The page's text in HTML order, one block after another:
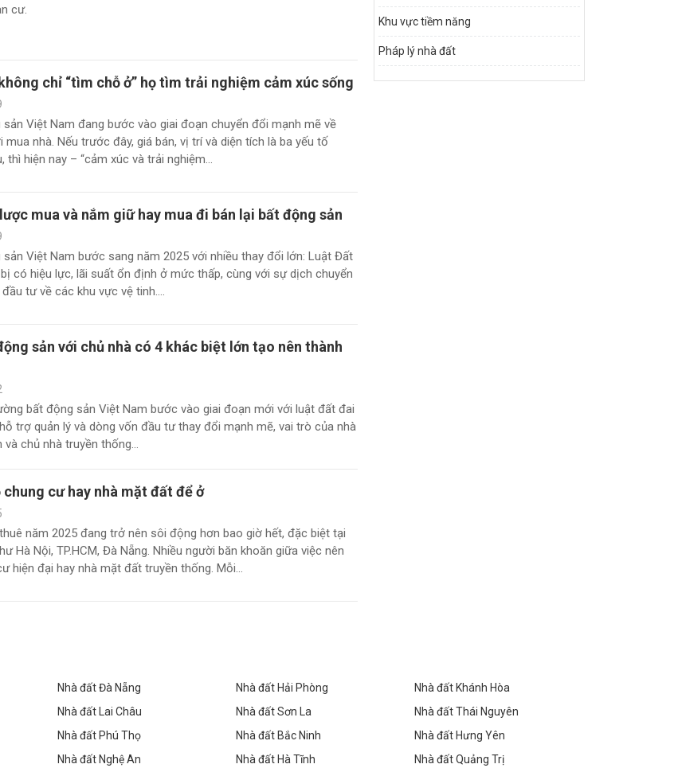
cư.
chỉ “tìm chỗ ở” họ tìm trải nghiệm cảm xúc sống
Việt Nam đang bước vào giai đoạn chuyển đổi mạnh mẽ về
nhà. Nếu trước đây, giá bán, vị trí và diện tích là ba yếu tố
thì hiện nay – “cảm xúc và trải nghiệm...
mua và nắm giữ hay mua đi bán lại bất động sản
Việt Nam bước sang năm 2025 với nhiều thay đổi lớn: Luật Đất
có hiệu lực, lãi suất ổn định ở mức thấp, cùng với sự dịch chuyển
tư về các khu vực vệ tinh....
sản với chủ nhà có 4 khác biệt lớn tạo nên thành
bất động sản Việt Nam bước vào giai đoạn mới với luật đất đai
trợ quản lý và dòng vốn đầu tư thay đổi mạnh mẽ, vai trò của nhà
chủ nhà truyền thống...
chung cư hay nhà mặt đất để ở
năm 2025 đang trở nên sôi động hơn bao giờ hết, đặc biệt tại
Hà Nội, TP.HCM, Đà Nẵng. Nhiều người băn khoăn giữa việc nên
hiện đại hay nhà mặt đất truyền thống. Mỗi...
Khu vực tiềm năng
Pháp lý nhà đất
Nhà đất Đà Nẵng Nhà đất Hải Phòng
Nhà đất Khánh Hòa
Nhà đất Lai Châu Nhà đất Sơn La
Nhà đất Thái Nguyên
Nhà đất Phú Thọ Nhà đất Bắc Ninh
Nhà đất Hưng Yên
Nhà đất Nghệ An Nhà đất Hà Tĩnh Nhà đất Quảng Trị